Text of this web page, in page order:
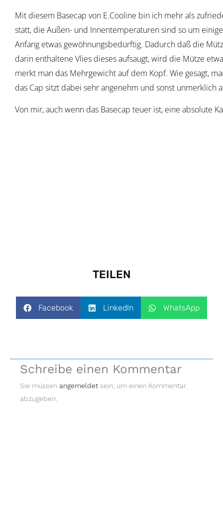
Mit diesem Basecap von E.Cooline bin ich mehr als
statt, die Außen- und Innentemperaturen sind so um
Anfang etwas gewöhnungsbedürftig. Dadurch daß die
darin enthaltene Vlies dieses aufsaugt, wird die Mütze
merkt man das Mehrgewicht auf dem Kopf. Wie gesagt,
das Cap sitzt dabei sehr angenehm und sonst unmerklich
Von mir, auch wenn das Basecap teuer ist, eine absolute
TEILEN
Facebook LinkedIn WhatsApp
Schreibe einen Kommentar
Sie müssen angemeldet sein, um einen Kommentar
abzugeben.